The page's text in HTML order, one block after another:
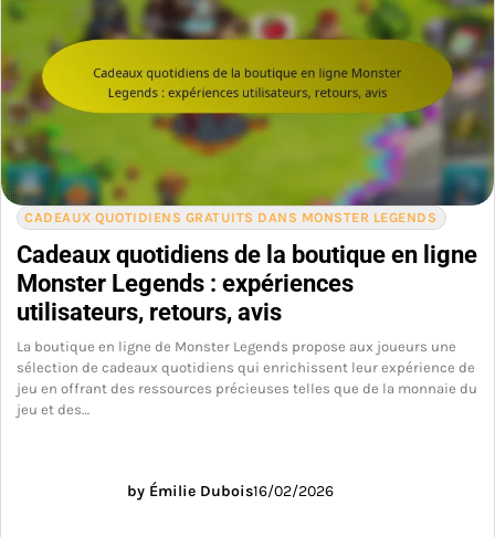
CADEAUX QUOTIDIENS GRATUITS DANS MONSTER LEGENDS
Cadeaux quotidiens de la boutique en ligne
Monster Legends : expériences
utilisateurs, retours, avis
La boutique en ligne de Monster Legends propose aux joueurs une
sélection de cadeaux quotidiens qui enrichissent leur expérience de
jeu en offrant des ressources précieuses telles que de la monnaie du
jeu et des…
by Émilie Dubois16/02/2026